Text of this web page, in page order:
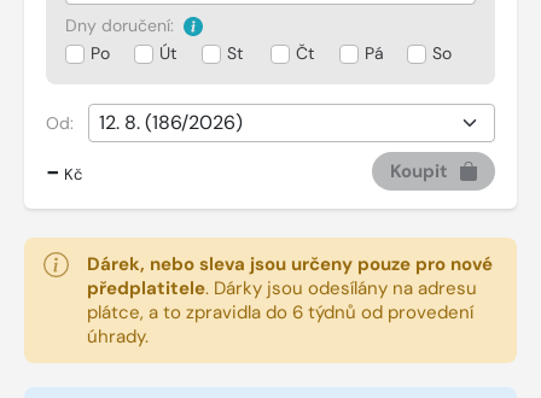
Dny doručení:
Po
Út St Čt Pá So
Od:
- Kč Koupit
Dárek, nebo sleva jsou určeny pouze pro nové
předplatitele. Dárky jsou odesílány na adresu
plátce, a to zpravidla do 6 týdnů od provedení
úhrady.